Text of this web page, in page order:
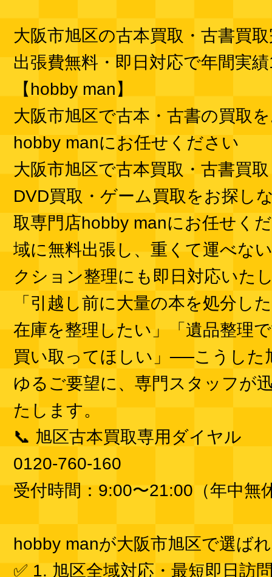
大阪市旭区の古本買取・古書買
出張費無料・即日対応で年間実
【hobby man】
大阪市旭区で古本・古書の買取
hobby manにお任せください
大阪市旭区で古本買取・古書買
DVD買取・ゲーム買取をお探し
取専門店hobby manにお任せく
域に無料出張し、重くて運べな
クション整理にも即日対応いた
「引越し前に大量の本を処分し
在庫を整理したい」「遺品整理
買い取ってほしい」──こうした
ゆるご要望に、専門スタッフが
たします。
📞 旭区古本買取専用ダイヤル
0120-760-160
受付時間：9:00〜21:00（年中無
hobby manが大阪市旭区で選ば
✅ 1. 旭区全域対応・最短即日訪